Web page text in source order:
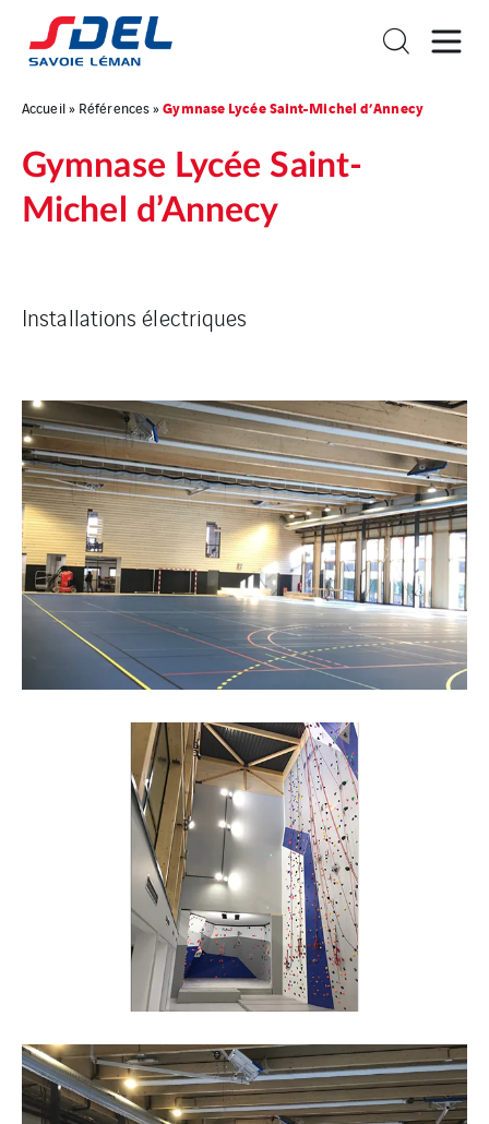
Accueil» Références»Gymnase Lycée Saint-Michel d’Annecy
Gymnase Lycée Saint-
Michel d’Annecy
Installations électriques